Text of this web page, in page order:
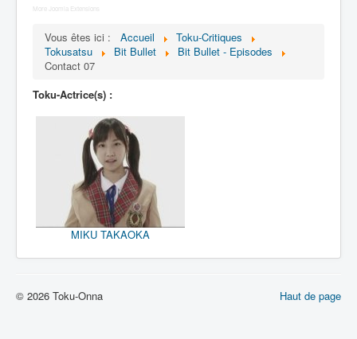
Série
Épisodes
Chronologie
Références
More Joomla Extensions
Vous êtes ici : Accueil
Toku-Critiques
Tokusatsu
Bit Bullet
Bit Bullet - Episodes
Contact 07
Toku-Actrice(s) :
MIKU TAKAOKA
Haut de page
© 2026 Toku-Onna